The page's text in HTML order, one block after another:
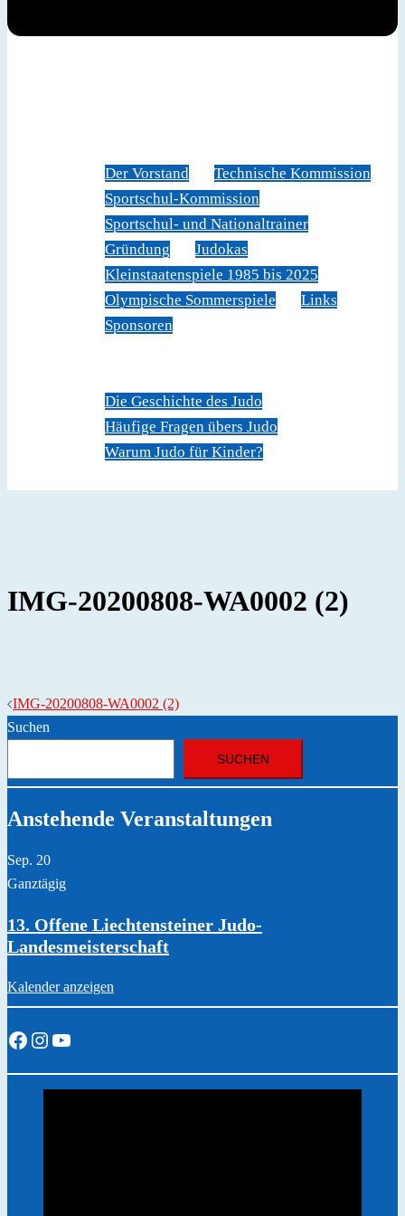
Der Vorstand
Technische Kommission
Sportschul-Kommission
Sportschul- und Nationaltrainer
Gründung
Judokas
Kleinstaatenspiele 1985 bis 2025
Olympische Sommerspiele
Links
Sponsoren
Die Geschichte des Judo
Häufige Fragen übers Judo
Warum Judo für Kinder?
IMG-20200808-WA0002 (2)
Beitragsnavigation
IMG-20200808-WA0002 (2)
Suchen
SUCHEN
Anstehende Veranstaltungen
Sep. 20
Ganztägig
13. Offene Liechtensteiner Judo-
Landesmeisterschaft
Kalender anzeigen
Facebook
Instagram
YouTube